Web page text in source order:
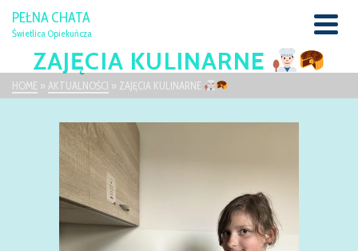
PEŁNA CHATA
Świetlica Opiekuńcza
ZAJĘCIA KULINARNE
HOME » AKTUALNOŚCI » ZAJĘCIA KULINARNE